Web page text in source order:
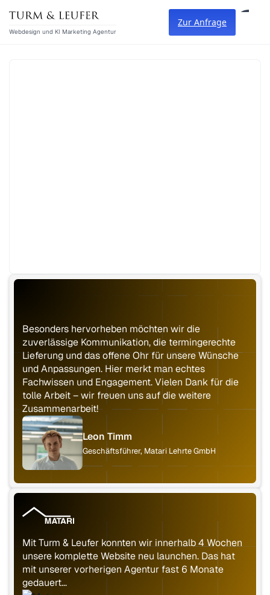
Webdesign und KI Marketing Agentur
Zur Anfrage
Besonders hervorheben möchten wir die
zuverlässige Kommunikation, die termingerechte
Lieferung und das offene Ohr für unsere Wünsche
und Anpassungen. Hier merkt man echtes
Fachwissen und Engagement. Vielen Dank für die
tolle Arbeit – wir freuen uns auf die weitere
Zusammenarbeit!
Leon Timm
Geschäftsführer, Matari Lehrte GmbH
Mit Turm & Leufer konnten wir innerhalb 4 Wochen
unsere komplette Website neu launchen. Das hat
mit unserer vorherigen Agentur fast 6 Monate
gedauert...